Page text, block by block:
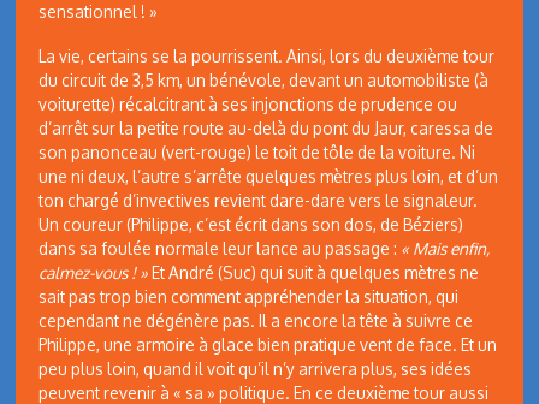
sensationnel ! »
La vie, certains se la pourrissent. Ainsi, lors du deuxième tour
du circuit de 3,5 km, un bénévole, devant un automobiliste (à
voiturette) récalcitrant à ses injonctions de prudence ou
d’arrêt sur la petite route au-delà du pont du Jaur, caressa de
son panonceau (vert-rouge) le toit de tôle de la voiture. Ni
une ni deux, l’autre s’arrête quelques mètres plus loin, et d’un
ton chargé d’invectives revient dare-dare vers le signaleur.
Un coureur (Philippe, c’est écrit dans son dos, de Béziers)
dans sa foulée normale leur lance au passage : « Mais enfin,
calmez-vous ! »Et André (Suc) qui suit à quelques mètres ne
sait pas trop bien comment appréhender la situation, qui
cependant ne dégénère pas. Il a encore la tête à suivre ce
Philippe, une armoire à glace bien pratique vent de face. Et un
peu plus loin, quand il voit qu’il n’y arrivera plus, ses idées
peuvent revenir à « sa » politique. En ce deuxième tour aussi